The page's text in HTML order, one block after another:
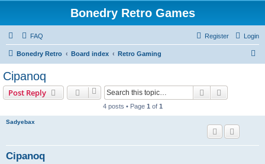
Bonedry Retro Games
FAQ Login
Register
Bonedry Retro Board index Retro Gaming
Cipanoq
Post Reply Search
4 posts • Page 1 of 1
Sadyebax
Cipanoq